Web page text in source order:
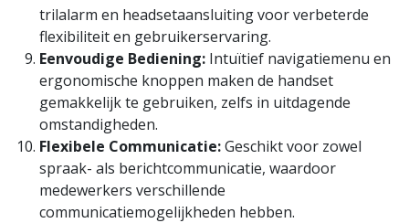
trilalarm en headsetaansluiting voor verbeterde
flexibiliteit en gebruikerservaring.
Eenvoudige Bediening: Intuïtief navigatiemenu en
ergonomische knoppen maken de handset
gemakkelijk te gebruiken, zelfs in uitdagende
omstandigheden.
Flexibele Communicatie:Geschikt voor zowel
spraak- als berichtcommunicatie, waardoor
medewerkers verschillende
communicatiemogelijkheden hebben.